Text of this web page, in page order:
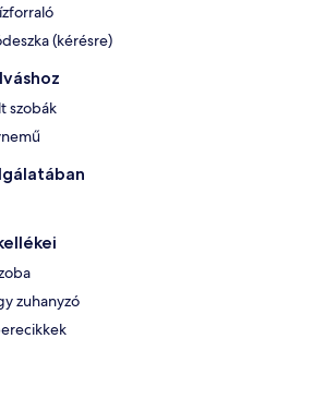
(kérésre)
szobák
zuhanyzó